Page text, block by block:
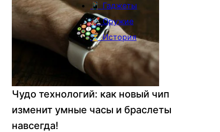
📱 Гаджеты
🚀 Оружие
⏳ История
Чудо технологий: как новый чип
изменит умные часы и браслеты
навсегда!